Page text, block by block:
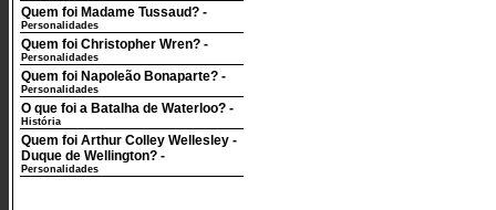
Quem foi Madame Tussaud? -
Personalidades
Quem foi Christopher Wren? -
Personalidades
Quem foi Napoleão Bonaparte? -
Personalidades
O que foi a Batalha de Waterloo? -
História
Quem foi Arthur Colley Wellesley -
Duque de Wellington? -
Personalidades